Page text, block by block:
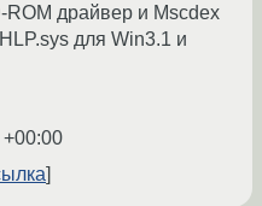
ROM драйвер и Mscdex
для Win3.1 и